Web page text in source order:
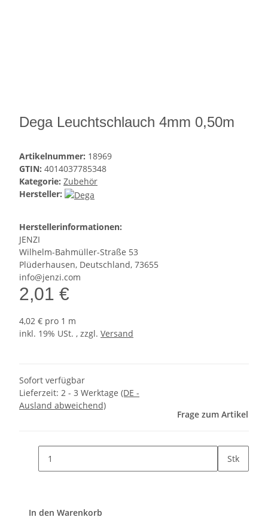
Dega Leuchtschlauch 4mm 0,50m
Artikelnummer: 18969
GTIN: 4014037785348
Kategorie: Zubehör
Hersteller:
Herstellerinformationen:
JENZI
Wilhelm-Bahmüller-Straße 53
Plüderhausen, Deutschland, 73655
info@jenzi.com
2,01 €
4,02 € pro 1 m
inkl. 19% USt. , zzgl. Versand
Sofort verfügbar
Lieferzeit: 2 - 3 Werktage (DE -
Ausland abweichend)
Frage zum Artikel
Stk
In den Warenkorb